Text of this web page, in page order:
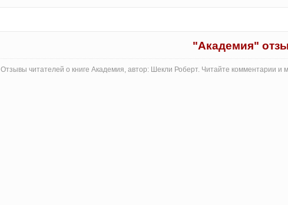
"Академия"
Отзывы читателей о книге Академия, автор: Шекли Роберт. Читайте комментарии и